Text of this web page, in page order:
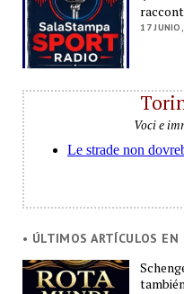
17
Voci e
• ÚLTIMOS ARTÍCULOS EN